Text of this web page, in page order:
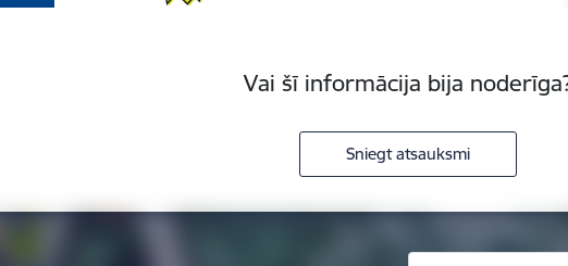
Vai šī informācija bija
Sniegt atsauksmi